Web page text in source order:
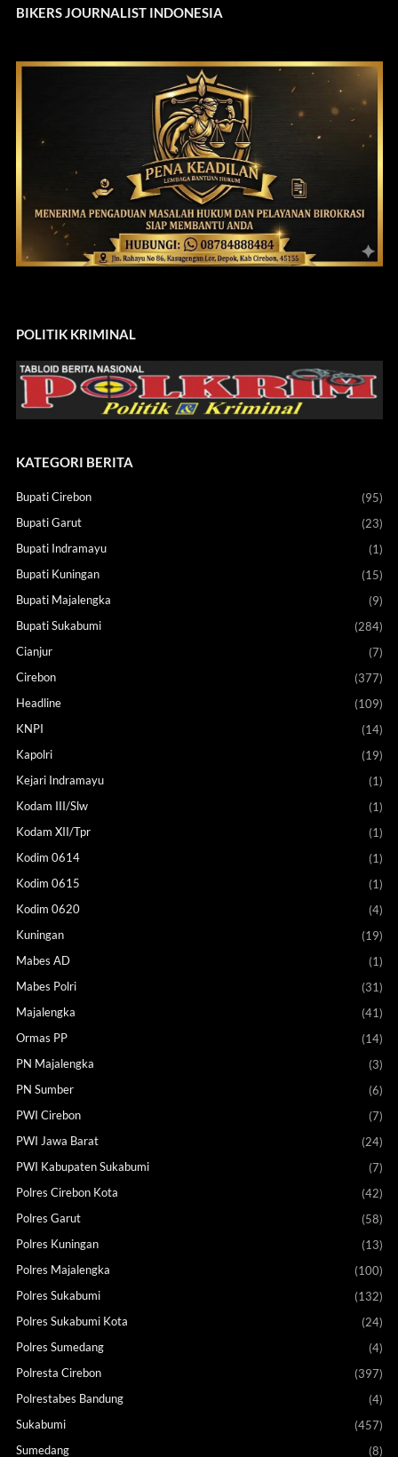
BIKERS JOURNALIST INDONESIA
POLITIK KRIMINAL
KATEGORI BERITA
Bupati Cirebon
(95)
Bupati Garut
(23)
Bupati Indramayu
(1)
Bupati Kuningan
(15)
Bupati Majalengka
(9)
Bupati Sukabumi
(284)
Cianjur
(7)
Cirebon
(377)
Headline
(109)
KNPI
(14)
Kapolri
(19)
Kejari Indramayu
(1)
Kodam III/Slw
(1)
Kodam XII/Tpr
(1)
Kodim 0614
(1)
Kodim 0615
(1)
Kodim 0620
(4)
Kuningan
(19)
Mabes AD
(1)
Mabes Polri
(31)
Majalengka
(41)
Ormas PP
(14)
PN Majalengka
(3)
PN Sumber
(6)
PWI Cirebon
(7)
PWI Jawa Barat
(24)
PWI Kabupaten Sukabumi
(7)
Polres Cirebon Kota
(42)
Polres Garut
(58)
Polres Kuningan
(13)
Polres Majalengka
(100)
Polres Sukabumi
(132)
Polres Sukabumi Kota
(24)
Polres Sumedang
(4)
Polresta Cirebon
(397)
Polrestabes Bandung
(4)
Sukabumi
(457)
Sumedang
(8)